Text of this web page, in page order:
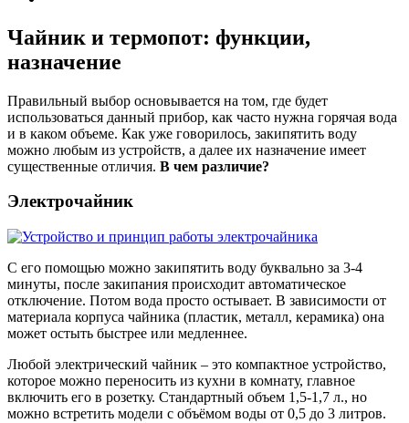
Чайник и термопот: функции,
назначение
Правильный выбор основывается на том, где будет
использоваться данный прибор, как часто нужна горячая вода
и в каком объеме. Как уже говорилось, закипятить воду
можно любым из устройств, а далее их назначение имеет
существенные отличия. В чем различие?
Электрочайник
С его помощью можно закипятить воду буквально за 3-4
минуты, после закипания происходит автоматическое
отключение. Потом вода просто остывает. В зависимости от
материала корпуса чайника (пластик, металл, керамика) она
может остыть быстрее или медленнее.
Любой электрический чайник – это компактное устройство,
которое можно переносить из кухни в комнату, главное
включить его в розетку. Стандартный объем 1,5-1,7 л., но
можно встретить модели с объёмом воды от 0,5 до 3 литров.